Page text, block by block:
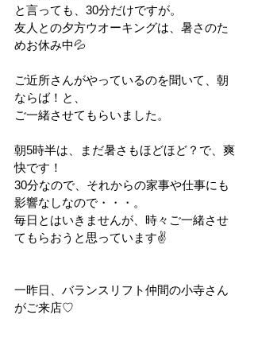
と言っても、30分だけですが。
友人との夕方ウオーキングは、暑さのた
めお休み中💦
ご近所さんがやっているのを聞いて、朝
ならば！と、
ご一緒させてもらいました。
朝5時半は、まだ暑さもほどほど？で、爽
快です！
30分なので、それからの家事や仕事にも
影響なしなので・・・。
毎日とはいきませんが、時々ご一緒させ
てもらおうと思っています✌
一昨日、バランスリフト仲間の小寺さん
がご来店♡